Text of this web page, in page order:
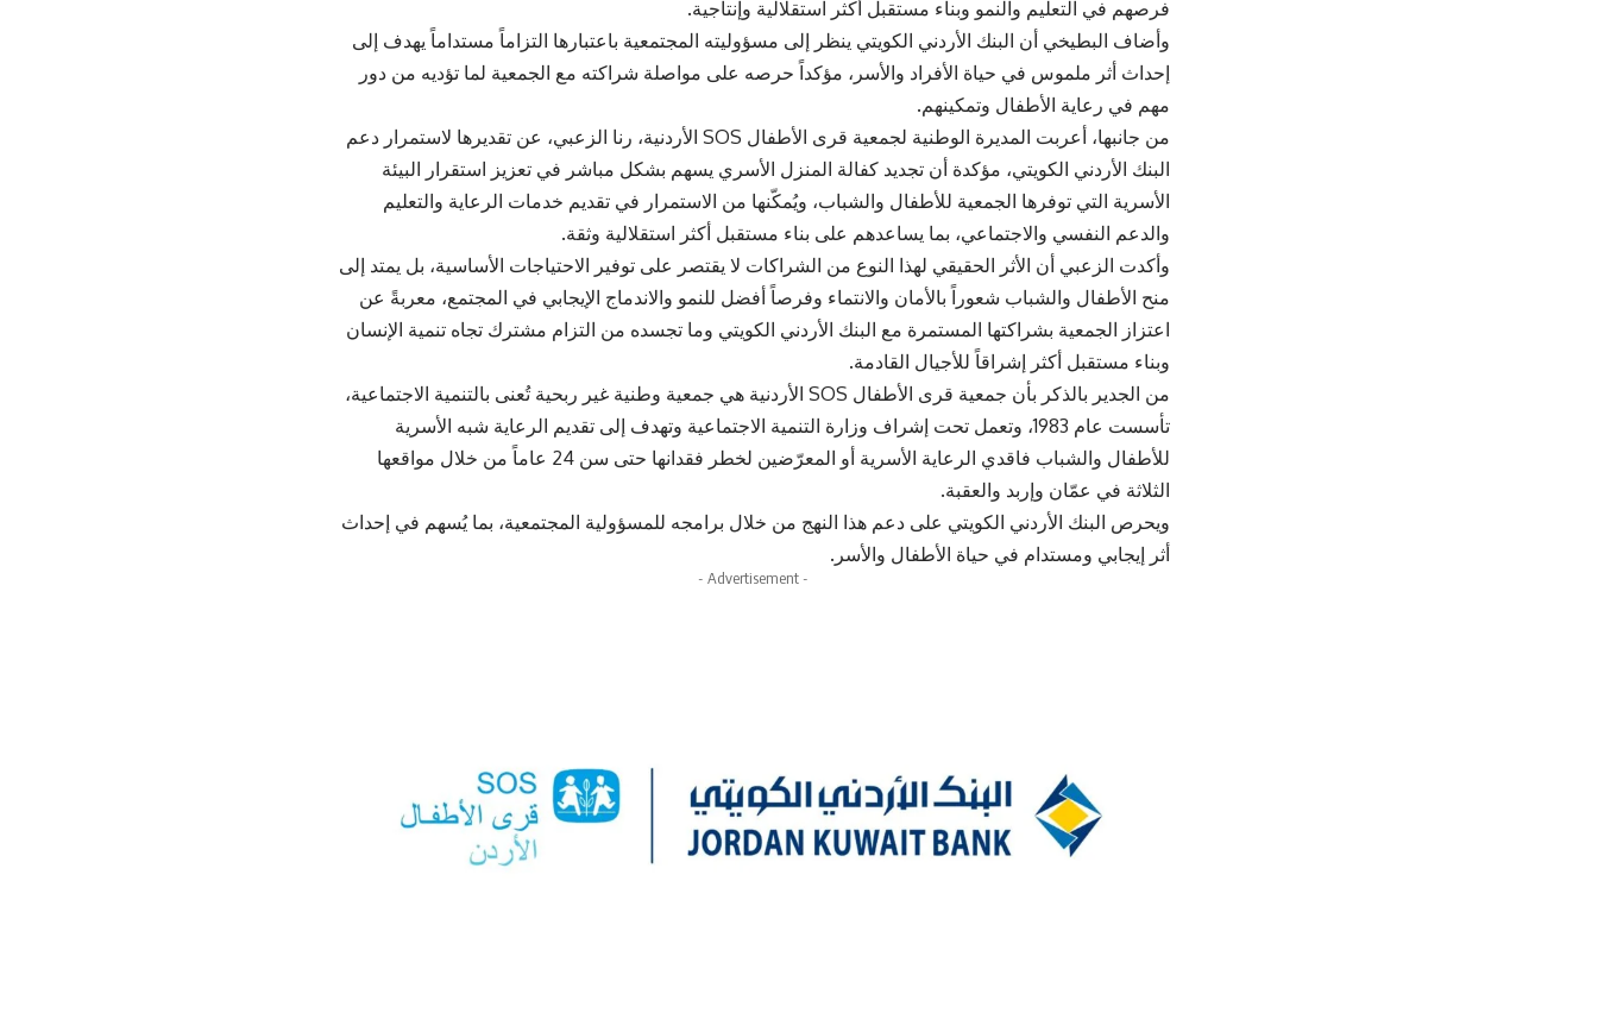
فرصهم في التعليم والنمو وبناء مستقبل أكثر استقلالية وإنتاجية.
وأضاف البطيخي أن البنك الأردني الكويتي ينظر إلى مسؤوليته المجتمعية باعتبارها التزاماً مستداماً يهدف إلى
إحداث أثر ملموس في حياة الأفراد والأسر، مؤكداً حرصه على مواصلة شراكته مع الجمعية لما تؤديه من دور
مهم في رعاية الأطفال وتمكينهم.
من جانبها، أعربت المديرة الوطنية لجمعية قرى الأطفال SOS الأردنية، رنا الزعبي، عن تقديرها لاستمرار دعم
البنك الأردني الكويتي، مؤكدة أن تجديد كفالة المنزل الأسري يسهم بشكل مباشر في تعزيز استقرار البيئة
الأسرية التي توفرها الجمعية للأطفال والشباب، ويُمكّنها من الاستمرار في تقديم خدمات الرعاية والتعليم
والدعم النفسي والاجتماعي، بما يساعدهم على بناء مستقبل أكثر استقلالية وثقة.
وأكدت الزعبي أن الأثر الحقيقي لهذا النوع من الشراكات لا يقتصر على توفير الاحتياجات الأساسية، بل يمتد إلى
منح الأطفال والشباب شعوراً بالأمان والانتماء وفرصاً أفضل للنمو والاندماج الإيجابي في المجتمع، معربةً عن
اعتزاز الجمعية بشراكتها المستمرة مع البنك الأردني الكويتي وما تجسده من التزام مشترك تجاه تنمية الإنسان
وبناء مستقبل أكثر إشراقاً للأجيال القادمة.
من الجدير بالذكر بأن جمعية قرى الأطفال SOS الأردنية هي جمعية وطنية غير ربحية تُعنى بالتنمية الاجتماعية،
تأسست عام 1983، وتعمل تحت إشراف وزارة التنمية الاجتماعية وتهدف إلى تقديم الرعاية شبه الأسرية
للأطفال والشباب فاقدي الرعاية الأسرية أو المعرّضين لخطر فقدانها حتى سن 24 عاماً من خلال مواقعها
الثلاثة في عمّان وإربد والعقبة.
ويحرص البنك الأردني الكويتي على دعم هذا النهج من خلال برامجه للمسؤولية المجتمعية، بما يُسهم في إحداث
أثر إيجابي ومستدام في حياة الأطفال والأسر.
- Advertisement -